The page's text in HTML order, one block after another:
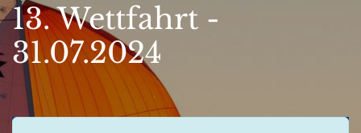
13. Wettfahrt -
31.07.2024